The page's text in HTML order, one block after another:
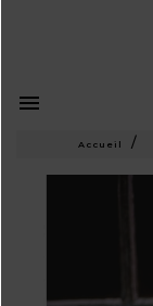

Accueil